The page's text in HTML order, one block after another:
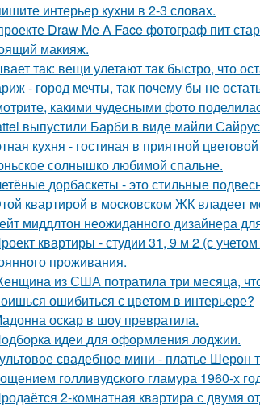
интерьер кухни в 2-3 словах.
Draw Me A Face фотограф пит
макияж.
так: вещи улетают так быстро, что
- город мечты, так почему бы не
какими чудесными фото
выпустили Барби в виде майли
кухня - гостиная в приятной
солнышко любимой спальне.
дорбаскеты - это стильные
квартирой в московском ЖК владеет
миддлтон неожиданного дизайнера
квартиры - студии 31, 9 м 2 (с
проживания.
из США потратила три месяца,
ошибиться с цветом в интерьере?
оскар в шоу превратила.
идеи для оформления лоджии.
свадебное мини - платье Шерон
голливудского гламура 1960-х
2-комнатная квартира с двумя